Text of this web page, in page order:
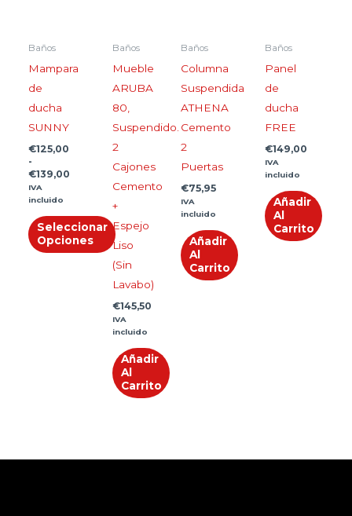
Baños
Mampara
de
ducha
SUNNY
€125,00
-
€139,00
IVA
incluido
Seleccionar
Opciones
variantes.
Las
opciones
se
pueden
elegir
en
la
de
producto
Baños
Mueble
ARUBA
80,
Suspendido.
2
Cajones
Cemento
+
Espejo
Liso
(Sin
Lavabo)
€145,50
IVA
incluido
Añadir
Al
Carrito
Baños
Columna
Suspendida
ATHENA
Cemento
2
Puertas
€75,95
IVA
incluido
Añadir
Al
Carrito
Baños
Panel
de
ducha
FREE
€149,00
IVA
incluido
Añadir
Al
Carrito